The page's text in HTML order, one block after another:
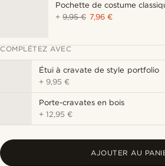
Pochette de costume
+9,95 € 7,96 €
COMPLÉTEZ AVEC
Étui à cravate de style portfolio
+ 9,95 €
Porte-cravates en bois
+12,95 €
AJOUTER AU